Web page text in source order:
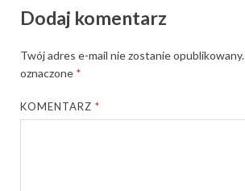
Dodaj komentarz
Twój adres e-mail nie zostanie opublikowany.
oznaczone *
KOMENTARZ*